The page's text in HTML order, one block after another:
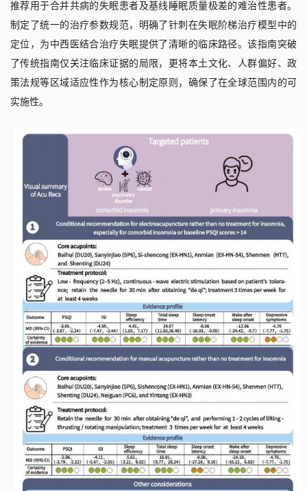
推荐用于合并共病的失眠患者及基线睡眠质量极差的难治性患者。
制定了统一的治疗参数规范，明确了针刺在失眠阶梯治疗模型中的
定位，为中西医结合治疗失眠提供了清晰的临床路径。该指南突破
了传统指南仅关注临床证据的局限，更将本土文化、人群偏好、政
策法规等区域适应性作为核心制定原则，确保了在全球范围内的可
实施性。